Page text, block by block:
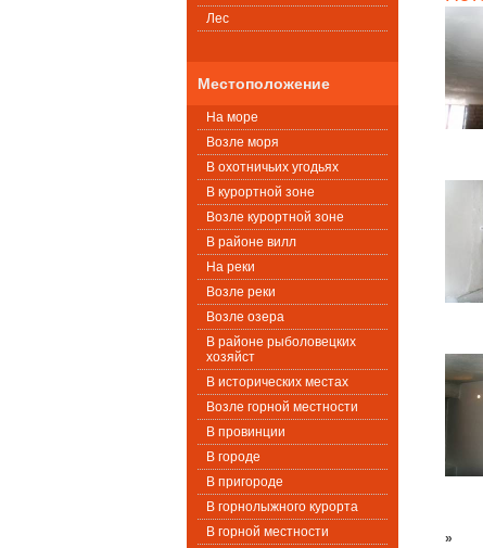
Лес
Местоположение
На море
Возле моря
В охотничьих угодьях
В курортной зоне
Возле курортной зоне
В районе вилл
На реки
Возле реки
Возле озера
В районе рыболовецких
хозяйст
В исторических местах
Возле горной местности
В провинции
В городе
В пригороде
В горнолыжного курорта
В горной местности
»